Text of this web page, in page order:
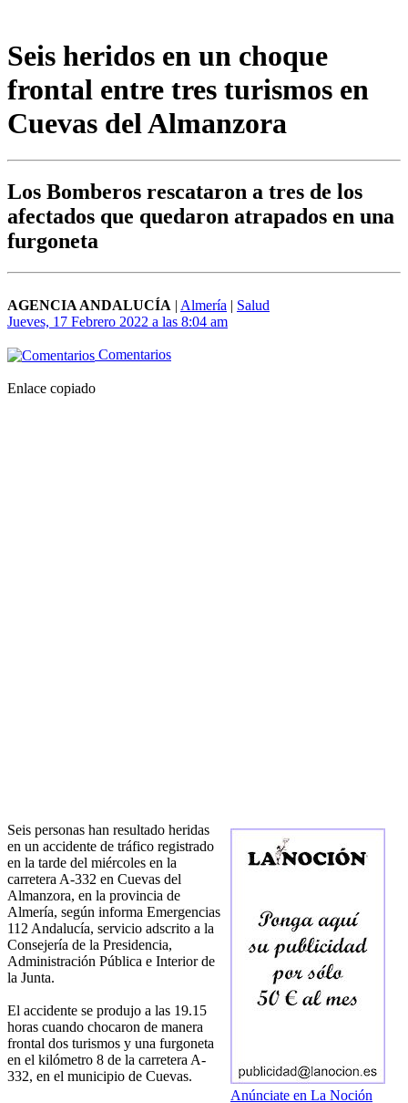
Seis heridos en un choque
frontal entre tres turismos en
Cuevas del Almanzora
Los Bomberos rescataron a tres de los
afectados que quedaron atrapados en una
furgoneta
AGENCIA ANDALUCÍA | Almería | Salud
Jueves, 17 Febrero 2022 a las 8:04 am
Comentarios
Enlace copiado
Anúnciate en La Noción
Seis personas han resultado heridas
en un accidente de tráfico registrado
en la tarde del miércoles en la
carretera A-332 en Cuevas del
Almanzora, en la provincia de
Almería, según informa Emergencias
112 Andalucía, servicio adscrito a la
Consejería de la Presidencia,
Administración Pública e Interior de
la Junta.
El accidente se produjo a las 19.15
horas cuando chocaron de manera
frontal dos turismos y una furgoneta
en el kilómetro 8 de la carretera A-
332, en el municipio de Cuevas.